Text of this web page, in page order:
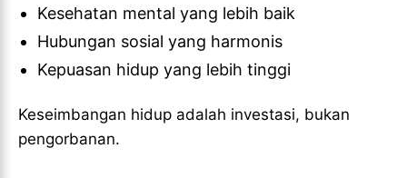
Kesehatan mental yang lebih baik
Hubungan sosial yang harmonis
Kepuasan hidup yang lebih tinggi
Keseimbangan hidup adalah investasi, bukan
pengorbanan.